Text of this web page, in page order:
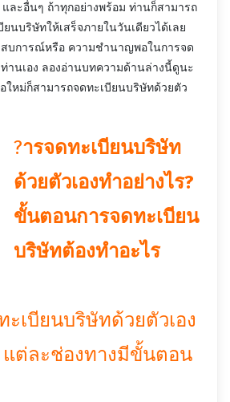
ละอื่นๆ ถ้าทุกอย่างพร้อม ท่านก็สามารถ
นบริษัทให้เสร็จภายในวันเดียวได้เลย
บการณ์หรือ ความชำนาญพอในการจด
านเอง ลองอ่านบทความด้านล่างนี้ดูนะ
ใหม่ก็สามารถจดทะเบียนบริษัทด้วยตัว
?ารจดทะเบียนบริษัท
ด้วยตัวเองทำอย่างไร?
ขั้นตอนการจดทะเบียน
บริษัทต้องทำอะไร
ะเบียนบริษัทด้วยตัวเอง
แต่ละช่องทางมีขั้นตอน